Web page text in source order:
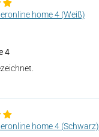
home 4 (Weiß)
4
home 4 (Schwarz)